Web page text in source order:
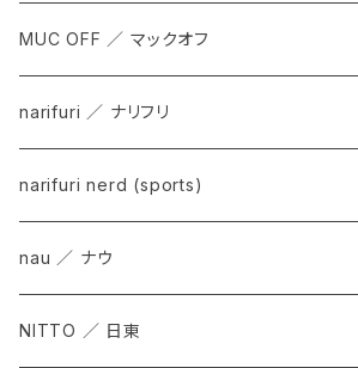
MUC OFF ／ マックオフ
narifuri ／ ナリフリ
narifuri nerd (sports)
nau ／ ナウ
NITTO ／ 日東